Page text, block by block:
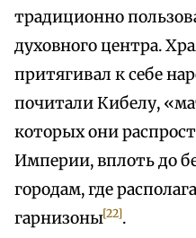
традиционно
духовного центра.
притягивал к себе
почитали Кибелу,
которых они
Империи, вплоть до
городам, где
гарнизоны[22].